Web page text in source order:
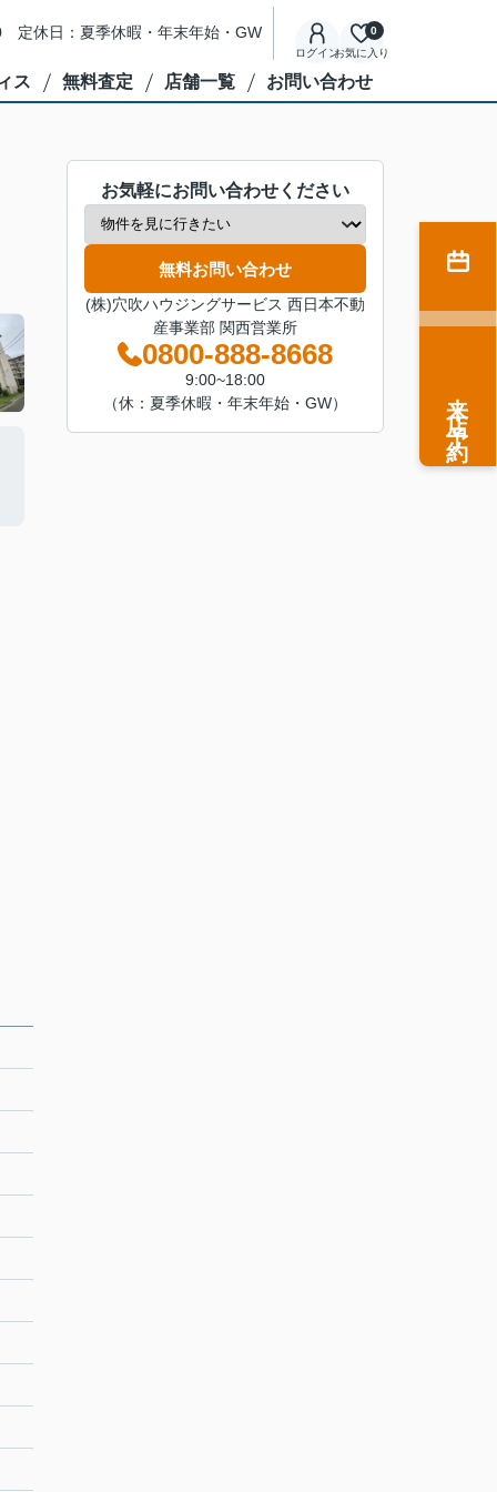
定休日：夏季休暇・年末年始・GW
ログインお気に入り
0
ス 無料査定 店舗一覧 お問い合わせ
お気軽にお問い合わせください
無料お問い合わせ
(株)穴吹ハウジングサービス 西日本不動
産事業部 関西営業所
0800-888-8668
9:00~18:00
（休：夏季休暇・年末年始・GW）
来店予約